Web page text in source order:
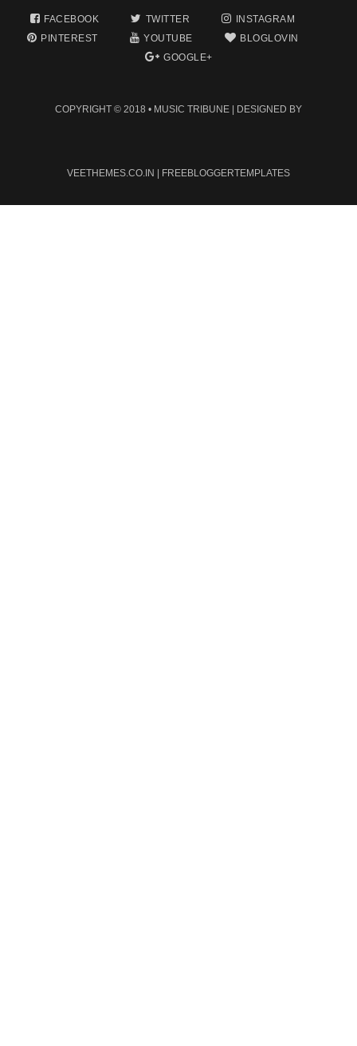
FACEBOOK TWITTER
INSTAGRAM
PINTEREST
YOUTUBE
BLOGLOVIN
GOOGLE+
COPYRIGHT © 2018 • MUSIC TRIBUNE | DESIGNED BY
VEETHEMES.CO.IN | FREEBLOGGERTEMPLATES